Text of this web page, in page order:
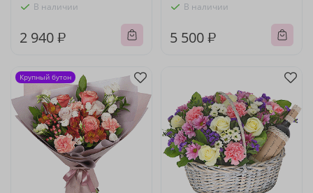
В наличии
2 940 ₽
В наличии
5 500 ₽
Крупный бутон